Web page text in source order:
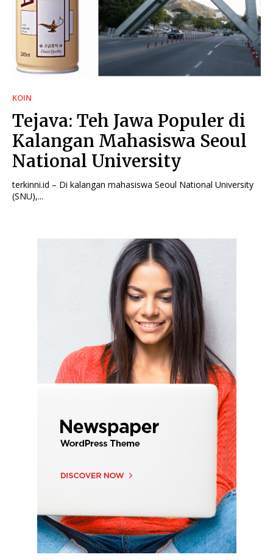
KOIN
Tejava: Teh Jawa Populer di
Kalangan Mahasiswa Seoul
National University
terkinni.id – Di kalangan mahasiswa Seoul National University
(SNU),...